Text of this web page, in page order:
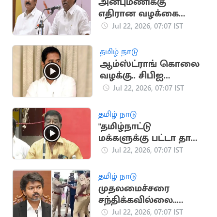
எதிரான வழக்கை
வாபஸ் பெற்றார்
Jul 22, 2026, 07:07 IST
தமிழ் நாடு
ஆம்ஸ்ட்ராங் கொலை
வழக்கு.. சிபிஐ
விசாரணைக்கு
அனுமதி
Jul 22, 2026, 07:07 IST
தமிழ் நாடு
"தமிழ்நாட்டு
மக்களுக்கு பட்டா தான்
புத்தி வரும்".. சிவாஜி
Jul 22, 2026, 07:07 IST
தமிழ் நாடு
முதலமைச்சரை
சந்திக்கவில்லை..
உண்மையை உடைத்த
Jul 22, 2026, 07:07 IST